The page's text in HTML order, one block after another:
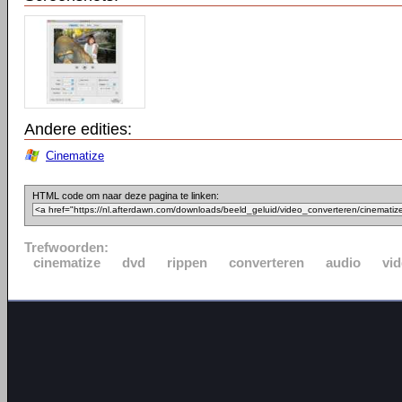
Andere edities:
Cinematize
HTML code om naar deze pagina te linken:
Trefwoorden:
cinematize
dvd rippen converteren audio